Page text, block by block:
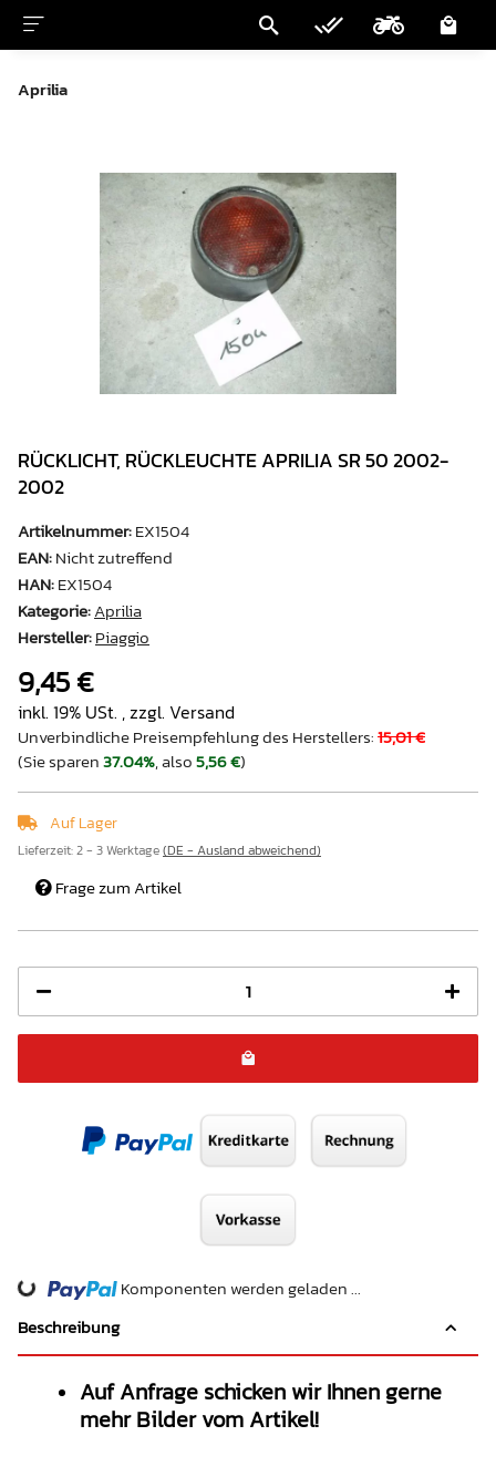
Aprilia
RÜCKLICHT, RÜCKLEUCHTE APRILIA SR 50 2002-
2002
Artikelnummer:EX1504
EAN:Nicht zutreffend
HAN:EX1504
Kategorie:Aprilia
Hersteller:Piaggio
9,45 €
inkl. 19% USt. , zzgl. Versand
Unverbindliche Preisempfehlung des Herstellers:15,01 €
(Sie sparen37.04%, also5,56 €)
Auf Lager
Lieferzeit:2 - 3 Werktage(DE - Ausland abweichend)
Frage zum Artikel
Loading...
Komponenten werden geladen ...
Beschreibung
Auf Anfrage schicken wir Ihnen gerne
mehr Bilder vom Artikel!